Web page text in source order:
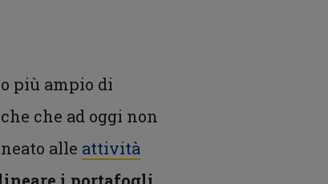
più ampio di
che ad oggi non
alle attività